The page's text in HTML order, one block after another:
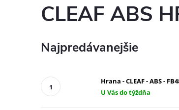
CLEAF ABS
Najpredávanejšie
Hrana - CLEAF - ABS -
U Vás do týždňa